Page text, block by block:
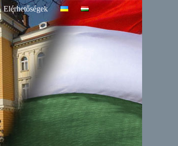
Elérhetőségek